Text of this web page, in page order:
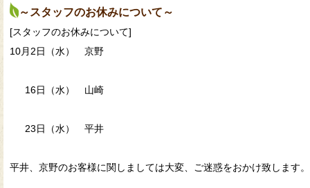
～スタッフのお休みについて～
[スタッフのお休みについて]
10月2日（水） 京野
16日（水） 山崎
23日（水） 平井
平井、京野のお客様に関しましては大変、ご迷惑をおかけ致します。